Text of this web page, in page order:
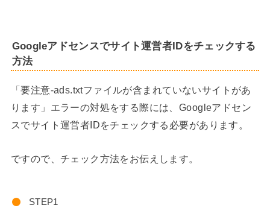
Googleアドセンスでサイト運営者IDをチェックする
方法
「要注意-ads.txtファイルが含まれていないサイトがあ
ります」エラーの対処をする際には、Googleアドセン
スでサイト運営者IDをチェックする必要があります。
ですので、チェック方法をお伝えします。
STEP